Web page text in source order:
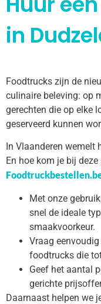
in
Foodtrucks zijn de
culinaire beleving: op
gerechten die op elke
geserveerd kunnen
In Vlaanderen wemelt
En hoe kom je bij
Met onze
snel de ideale
smaakvoorkeur.
Vraag
foodtrucks die
Geef het aantal
gerichte
Daarnaast helpen we